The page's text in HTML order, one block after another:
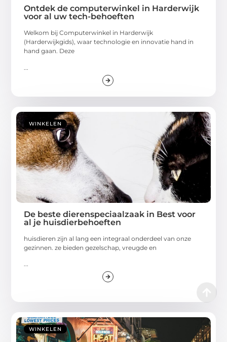
Ontdek de computerwinkel in Harderwijk
voor al uw tech-behoeften
Welkom bij Computerwinkel in Harderwijk
(Harderwijkgids), waar technologie en innovatie hand in
hand gaan. Deze
WINKELEN
De beste dierenspeciaalzaak in Best voor
al je huisdierbehoeften
huisdieren zijn al lang een integraal onderdeel van onze
gezinnen. ze bieden gezelschap, vreugde en
WINKELEN